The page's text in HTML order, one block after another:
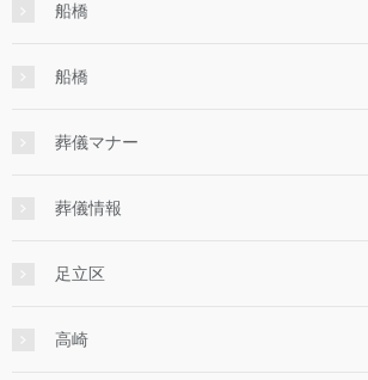
船橋
船橋
葬儀マナー
葬儀情報
足立区
高崎